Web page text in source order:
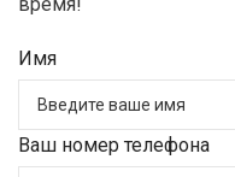
Имя
Ваш номер телефона